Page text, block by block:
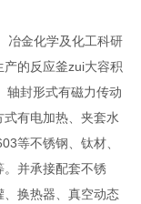
冶金化学及化工科研
的反应釜zui大容积
轴封形式有磁力传动
有电加热、夹套水
等不锈钢、钛材、
并承接配套不锈
换热器、真空动态